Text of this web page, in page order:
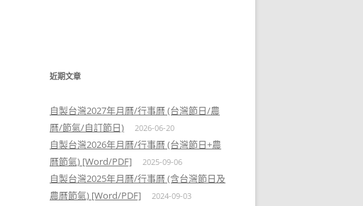
近期文章
自製台灣2027年月曆/行事曆 (台灣節日/農
曆/節氣/自訂節日)
2026-06-20
自製台灣2026年月曆/行事曆 (台灣節日+農
曆節氣) [Word/PDF]
2025-09-06
自製台灣2025年月曆/行事曆 (含台灣節日及
農曆節氣) [Word/PDF]
2024-09-03